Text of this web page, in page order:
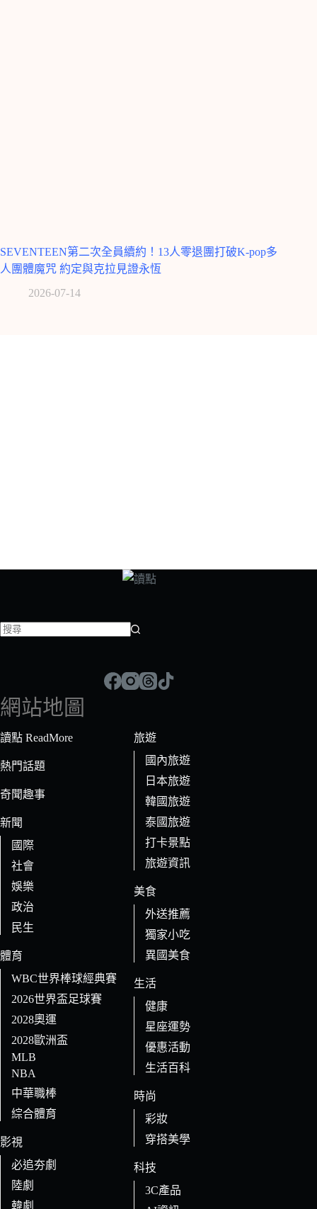
SEVENTEEN第二次全員續約！13人零退團打破K-pop多
人團體魔咒 約定與克拉見證永恆
2026-07-14
符
合
條
的
果
網站地圖
讀點 ReadMore
熱門話題
奇聞趣事
新聞
國際
社會
娛樂
政治
民生
體育
WBC世界棒球經典賽
2026世界盃足球賽
2028奧運
2028歐洲盃
MLB
NBA
中華職棒
綜合體育
影視
必追夯劇
陸劇
韓劇
旅遊
國內旅遊
日本旅遊
韓國旅遊
泰國旅遊
打卡景點
旅遊資訊
美食
外送推薦
獨家小吃
異國美食
生活
健康
星座運勢
優惠活動
生活百科
時尚
彩妝
穿搭美學
科技
3C產品